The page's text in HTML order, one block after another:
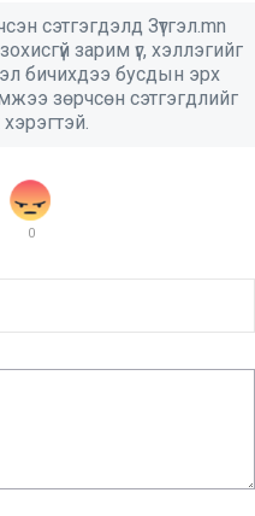
сэтгэгдэлд Зүтгэл.mn
зарим үг, хэллэгийг
бичихдээ бусдын эрх
зөрчсөн сэтгэгдлийг
0